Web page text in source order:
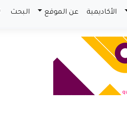
الأكاديمية عن الموقع البحث